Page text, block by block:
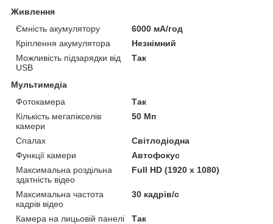
Живлення
Ємність акумулятору
6000 мА/год
Кріплення акумулятора
Незнімний
Можливість підзарядки від
USB
Так
Мультимедіа
Фотокамера
Так
Кількість мегапікселів
камери
50 Мп
Спалах
Світлодіодна
Функції камери
Автофокус
Максимальна роздільна
здатність відео
Full HD (1920 x 1080)
Максимальна частота
кадрів відео
30 кадрів/с
Камера на лицьовій панелі
Так